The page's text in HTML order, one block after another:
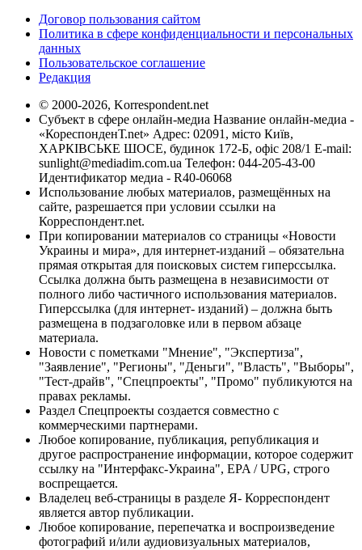
Договор пользования сайтом
Политика в сфере конфиденциальности и персональных
данных
Пользовательское соглашение
Редакция
© 2000-2026, Korrespondent.net
Субъект в сфере онлайн-медиа Название онлайн-медиа -
«КореспонденТ.net» Адрес: 02091, місто Київ,
ХАРКІВСЬКЕ ШОСЕ, будинок 172-Б, офіс 208/1 E-mail:
sunlight@mediadim.com.ua Телефон: 044-205-43-00
Идентификатор медиа - R40-06068
Использование любых материалов, размещённых на
сайте, разрешается при условии ссылки на
Корреспондент.net.
При копировании материалов со страницы «Новости
Украины и мира», для интернет-изданий – обязательна
прямая открытая для поисковых систем гиперссылка.
Ссылка должна быть размещена в независимости от
полного либо частичного использования материалов.
Гиперссылка (для интернет- изданий) – должна быть
размещена в подзаголовке или в первом абзаце
материала.
Новости с пометками "Мнение", "Экспертиза",
"Заявление", "Регионы", "Деньги", "Власть", "Выборы",
"Тест-драйв", "Спецпроекты", "Промо" публикуются на
правах рекламы.
Раздел Спецпроекты создается совместно с
коммерческими партнерами.
Любое копирование, публикация, републикация и
другое распространение информации, которое содержит
ссылку на "Интерфакс-Украина", EPA / UPG, строго
воспрещается.
Владелец веб-страницы в разделе Я- Корреспондент
является автор публикации.
Любое копирование, перепечатка и воспроизведение
фотографий и/или аудиовизуальных материалов,